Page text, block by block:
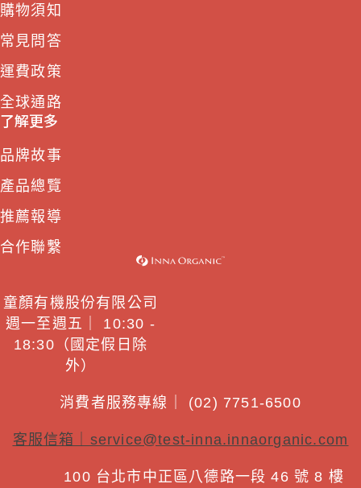
購物須知
常見問答
運費政策
全球通路
了解更多
品牌故事
產品總覽
推薦報導
合作聯繫
童顏有機股份有限公司
週一至週五｜ 10:30 -
18:30（國定假日除
外）
消費者服務專線｜ (02) 7751-6500
客服信箱｜ service@test-inna.innaorganic.com
100 台北市中正區八德路一段 46 號 8 樓